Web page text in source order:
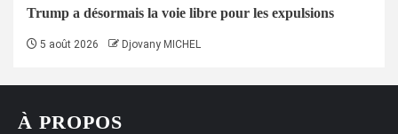
Trump a désormais la voie libre pour les expulsions
5 août 2026 Djovany MICHEL
À PROPOS